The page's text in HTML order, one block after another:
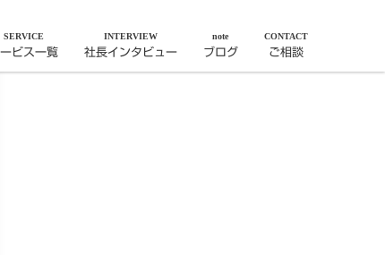
SERVICE
ビス一覧
INTERVIEW
社長インタビュー
note
ブログ
CONTACT
ご相談